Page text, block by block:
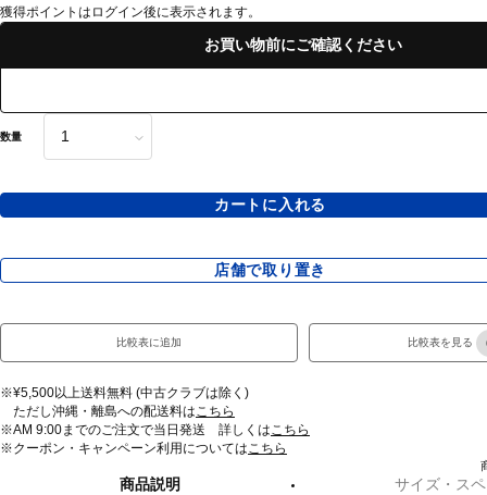
獲得ポイントはログイン後に表示されます。
お買い物前にご確認ください
数量
カートに入れる
店舗で取り置き
比較表に追加 比較表を見る
※¥5,500以上送料無料 (中古クラブは除く)
ただし沖縄・離島への配送料はこちら
※AM 9:00までのご注文で当日発送 詳しくはこちら
※クーポン・キャンペーン利用についてはこちら
商品説明 サイズ・ス